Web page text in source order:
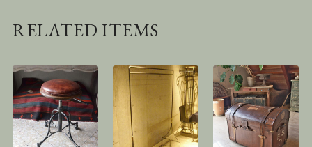
RELATED ITEMS